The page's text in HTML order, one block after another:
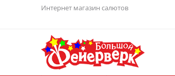
Интернет магазин салютов